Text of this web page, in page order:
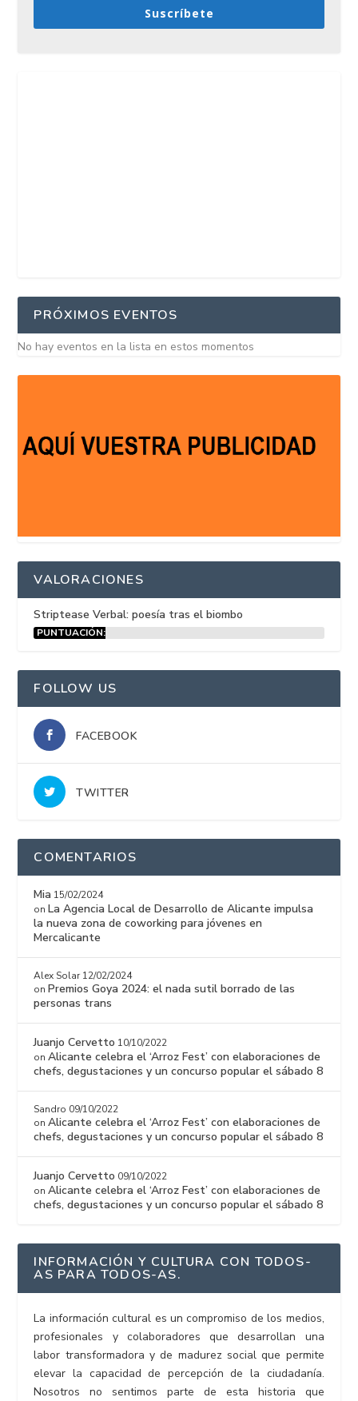
Suscríbete
PRÓXIMOS EVENTOS
No hay eventos en la lista en estos momentos
VALORACIONES
Striptease Verbal: poesía tras el biombo
PUNTUACIÓN:
FOLLOW US
FACEBOOK
TWITTER
COMENTARIOS
Mia 15/02/2024
on La Agencia Local de Desarrollo de Alicante impulsa
la nueva zona de coworking para jóvenes en
Mercalicante
Alex Solar 12/02/2024
on Premios Goya 2024: el nada sutil borrado de las
personas trans
Juanjo Cervetto 10/10/2022
onAlicante celebra el ‘Arroz Fest’ con elaboraciones de
chefs, degustaciones y un concurso popular el sábado 8
Sandro 09/10/2022
onAlicante celebra el ‘Arroz Fest’ con elaboraciones de
chefs, degustaciones y un concurso popular el sábado 8
Juanjo Cervetto 09/10/2022
onAlicante celebra el ‘Arroz Fest’ con elaboraciones de
chefs, degustaciones y un concurso popular el sábado 8
INFORMACIÓN Y CULTURA CON TODOS-
AS PARA TODOS-AS.
La información cultural es un compromiso de los medios,
profesionales y colaboradores que desarrollan una
labor transformadora y de madurez social que permite
elevar la capacidad de percepción de la ciudadanía.
Nosotros no sentimos parte de esta historia que